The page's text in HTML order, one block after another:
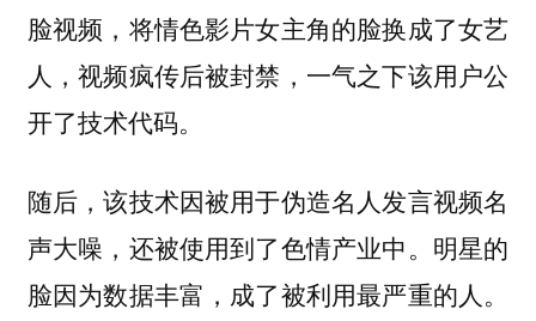
脸视频，将情色影片女主角的脸换成了女艺
人，视频疯传后被封禁，一气之下该用户公
开了技术代码。
随后，该技术因被用于伪造名人发言视频名
声大噪，还被使用到了色情产业中。明星的
脸因为数据丰富，成了被利用最严重的人。